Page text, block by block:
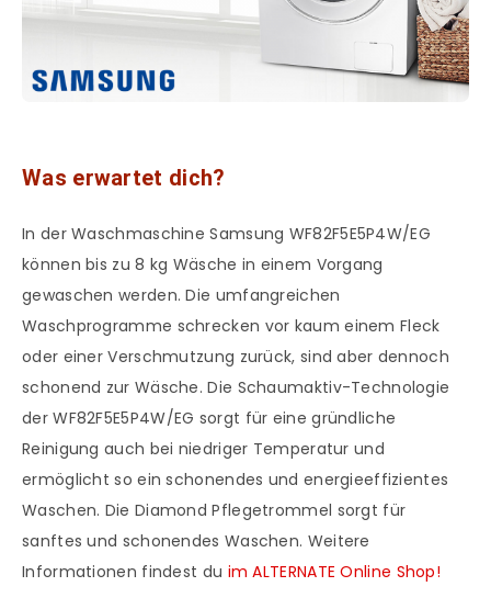
Was erwartet dich?
In der Waschmaschine Samsung WF82F5E5P4W/EG
können bis zu 8 kg Wäsche in einem Vorgang
gewaschen werden. Die umfangreichen
Waschprogramme schrecken vor kaum einem Fleck
oder einer Verschmutzung zurück, sind aber dennoch
schonend zur Wäsche. Die Schaumaktiv-Technologie
der WF82F5E5P4W/EG sorgt für eine gründliche
Reinigung auch bei niedriger Temperatur und
ermöglicht so ein schonendes und energieeffizientes
Waschen. Die Diamond Pflegetrommel sorgt für
sanftes und schonendes Waschen. Weitere
Informationen findest du im ALTERNATE Online Shop!